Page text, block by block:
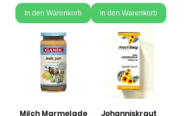
In den Warenkorb In den Warenkorb
Milch Marmelade Johanniskraut